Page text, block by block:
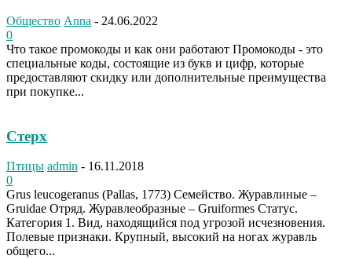
Общество Anna - 24.06.2022
0
Что такое промокоды и как они работают Промокоды - это
специальные коды, состоящие из букв и цифр, которые
предоставляют скидку или дополнительные преимущества
при покупке...
Стерх
Птицы admin - 16.11.2018
0
Grus leucogeranus (Pallas, 1773) Семейство. Журавлиные –
Gruidae Отряд. Журавлеобразные – Gruiformes Статус.
Категория 1. Вид, находящийся под угрозой исчезновения.
Полевые признаки. Крупный, высокий на ногах журавль
общего...